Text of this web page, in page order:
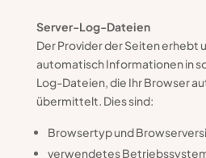
Server-Log-Dateien
Der Provider der Seiten erhebt
automatisch Informationen in
Log-Dateien, die Ihr Browser
übermittelt. Dies sind:
Browsertyp und
verwendetes